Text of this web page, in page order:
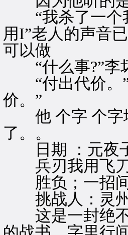
“我杀了一个
用I”老人的声音
可以做
“什么事?”李
“付出代价。”
价。”
他 个字 个字
了。。
日期 ：元夜
兵刃我用飞刀
胜负；一招间
挑战人：灵州
这是一封绝不